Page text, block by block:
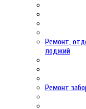
Ремонт,
лоджий
Ремонт